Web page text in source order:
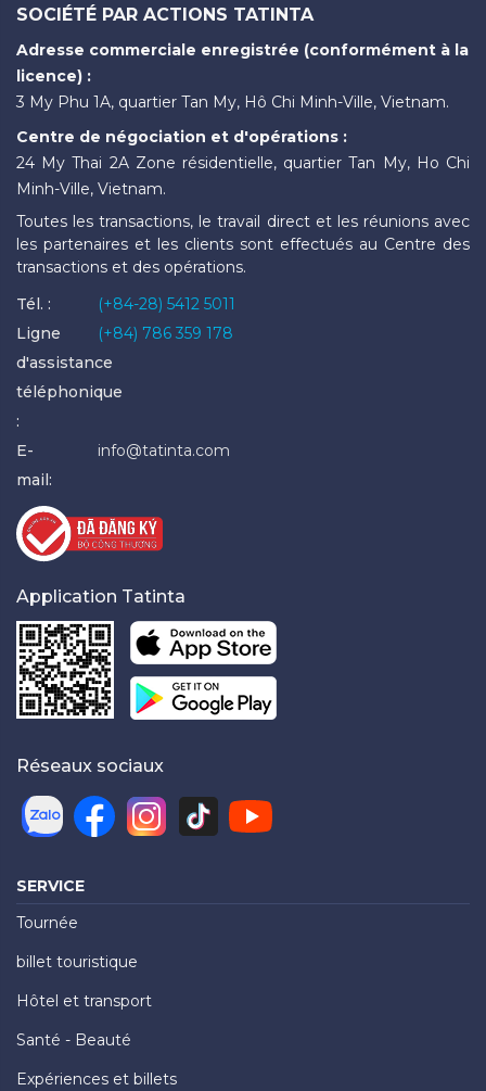
SOCIÉTÉ PAR ACTIONS TATINTA
Adresse commerciale enregistrée (conformément à la
licence) :
3 My Phu 1A, quartier Tan My, Hô Chi Minh-Ville, Vietnam.
Centre de négociation et d'opérations :
24 My Thai 2A Zone résidentielle, quartier Tan My, Ho Chi
Minh-Ville, Vietnam.
Toutes les transactions, le travail direct et les réunions avec
les partenaires et les clients sont effectués au Centre des
transactions et des opérations.
Tél. :
(+84-28) 5412 5011
Ligne
d'assistance
téléphonique
:
(+84) 786 359 178
E-
mail:
info@tatinta.com
Application Tatinta
Réseaux sociaux
SERVICE
Tournée
billet touristique
Hôtel et transport
Santé - Beauté
Expériences et billets